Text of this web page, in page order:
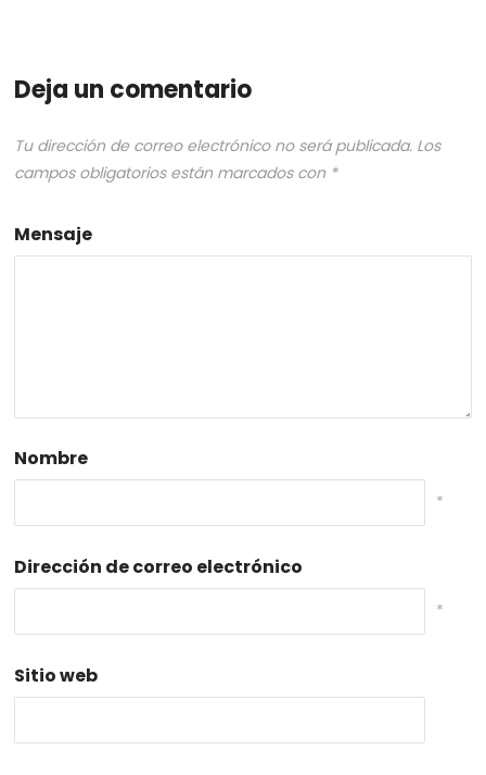
Deja un comentario
Tu dirección de correo electrónico no será publicada. Los
campos obligatorios están marcados con *
Mensaje
Nombre
*
Dirección de correo electrónico
*
Sitio web